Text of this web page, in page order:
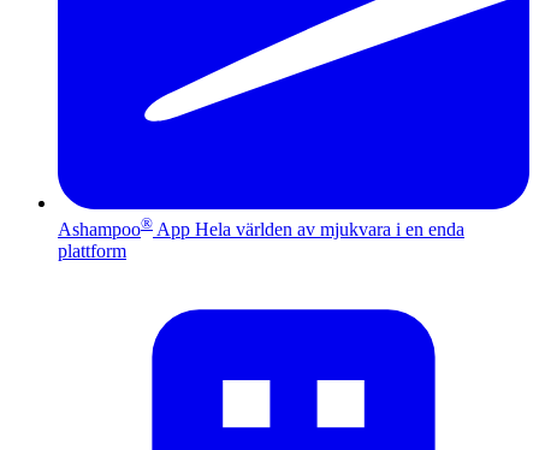
Ashampoo® App Hela världen av mjukvara i en enda
plattform